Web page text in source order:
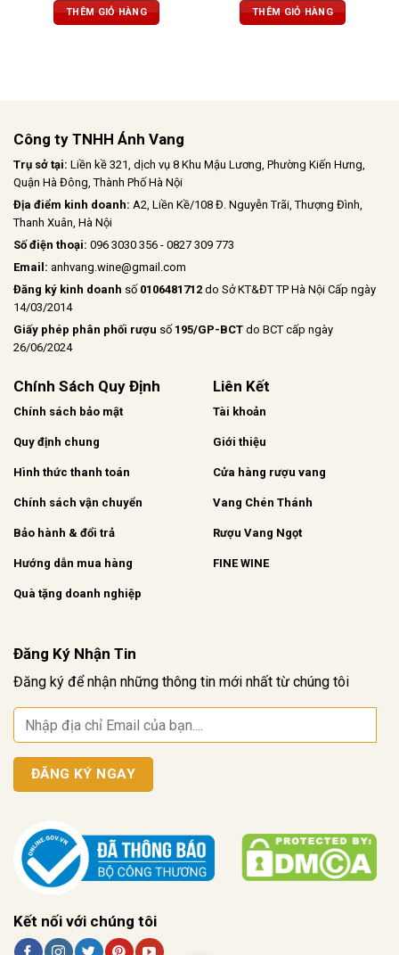
với sự cân bằng giữa độ chua và độ
ngọt, để lại hậu vị dài lâu.
THÊM GIỎ HÀNG
chút tươi mát và sống động. Vị rượu
lan tỏa trên vòm miệng với tannin
THÊM GIỎ HÀNG
Công ty TNHH Ánh Vang
Trụ sở tại: Liền kề 321, dịch vụ 8 Khu Mậu Lương, Phường Kiến Hưng,
Quận Hà Đông, Thành Phố Hà Nội
Địa điểm kinh doanh: A2, Liền Kề/108 Đ. Nguyễn Trãi, Thượng Đình,
Thanh Xuân, Hà Nội
Số điện thoại: 096 3030 356 - 0827 309 773
Email: anhvang.wine@gmail.com
Đăng ký kinh doanh số 0106481712 do Sở KT&ĐT TP Hà Nội Cấp ngày
14/03/2014
Giấy phép phân phối rượu số 195/GP-BCT do BCT cấp ngày
26/06/2024
Chính Sách Quy Định
Chính sách bảo mật
Quy định chung
Hình thức thanh toán
Chính sách vận chuyển
Bảo hành & đổi trả
Hướng dẫn mua hàng
Quà tặng doanh nghiệp
Liên Kết
Tài khoản
Giới thiệu
Cửa hàng rượu vang
Vang Chén Thánh
Rượu Vang Ngọt
FINE WINE
Đăng Ký Nhận Tin
Đăng ký để nhận những thông tin mới nhất từ chúng tôi
Kết nối với chúng tôi